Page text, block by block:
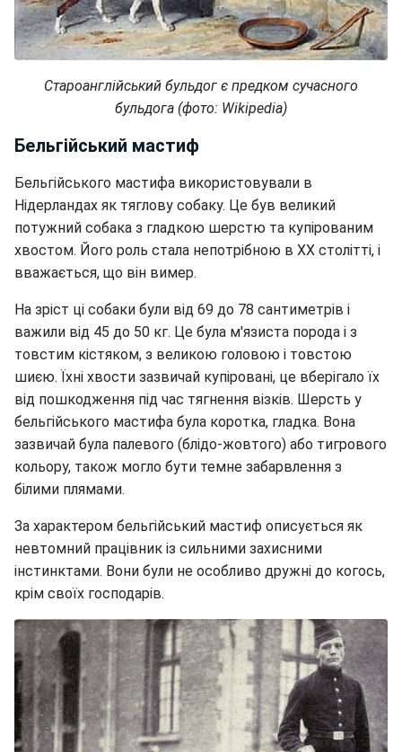
Староанглійський бульдог є предком сучасного
бульдога (фото: Wikipedia)
Бельгійський мастиф
Бельгійського мастифа використовували в
Нідерландах як тяглову собаку. Це був великий
потужний собака з гладкою шерстю та купірованим
хвостом. Його роль стала непотрібною в ХХ столітті, і
вважається, що він вимер.
На зріст ці собаки були від 69 до 78 сантиметрів і
важили від 45 до 50 кг. Це була м'язиста порода і з
товстим кістяком, з великою головою і товстою
шиєю. Їхні хвости зазвичай купіровані, це вберігало їх
від пошкодження під час тягнення візків. Шерсть у
бельгійського мастифа була коротка, гладка. Вона
зазвичай була палевого (блідо-жовтого) або тигрового
кольору, також могло бути темне забарвлення з
білими плямами.
За характером бельгійський мастиф описується як
невтомний працівник із сильними захисними
інстинктами. Вони були не особливо дружні до когось,
крім своїх господарів.